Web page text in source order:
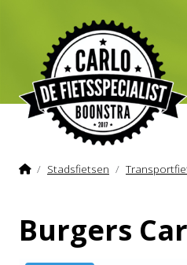
HomeStadsfietsen
Burgers